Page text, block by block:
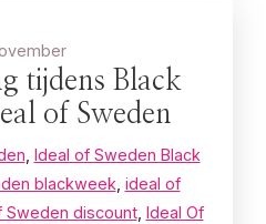
tijdens Black
of Sweden
Ideal of Sweden Black
blackweek ideal of
Sweden discount, Ideal Of